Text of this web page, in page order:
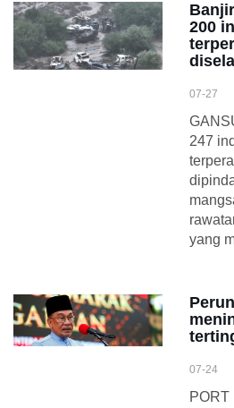
200
07-27
247
yang
07-24
PORT